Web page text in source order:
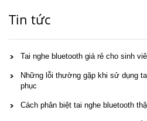
Tin tức
Tai nghe bluetooth giá rẻ cho sinh
Những lỗi thường gặp khi sử dụng
phục
Cách phân biệt tai nghe bluetooth